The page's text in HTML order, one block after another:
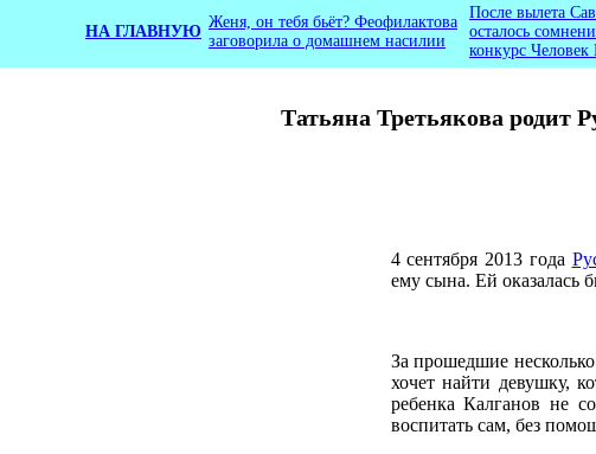
Татьяна Третьякова родит
НА ГЛАВНУЮ
Женя, он тебя бьёт? Феофилактова
заговорила о домашнем насилии
После вылета
осталось
конкурс Человек
4 сентября 2013 года
ему сына. Ей оказалась
За прошедшие
хочет найти девушку,
ребенка Калганов не
воспитать сам, без